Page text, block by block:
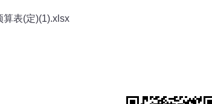
算表(定)(1).xlsx